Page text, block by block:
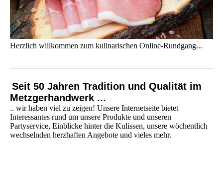
Herzlich willkommen zum kulinarischen Online-Rundgang...
Seit 50 Jahren Tradition und Qualität im
Metzgerhandwerk ...
.. wir haben viel zu zeigen! Unsere Internetseite bietet
Interessantes rund um unsere Produkte und unseren
Partyservice, Einblicke hinter die Kulissen, unsere wöchentlich
wechselnden herzhaften Angebote und vieles mehr.